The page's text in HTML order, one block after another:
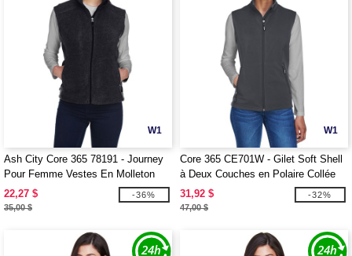
W1
Ash City Core 365 78191 - Journey
Pour Femme Vestes En Molleton
MC
22,27 $
35,00 $
-36%
W1
Core 365 CE701W - Gilet Soft Shell
à Deux Couches en Polaire Collée
pour Femmes
31,92 $
47,00 $
-32%